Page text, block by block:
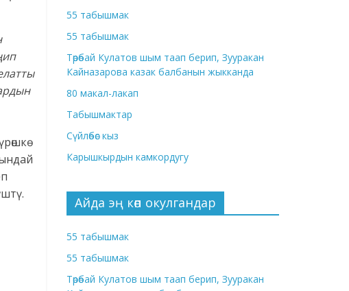
55 табышмак
55 табышмак
Төрөбай Кулатов шым таап берип, Зууракан
Кайназарова казак балбанын жыкканда
80 макал-лакап
Табышмактар
Сүйлөбөс кыз
Карышкырдын камкордугу
Айда эң көп окулгандар
55 табышмак
55 табышмак
Төрөбай Кулатов шым таап берип, Зууракан